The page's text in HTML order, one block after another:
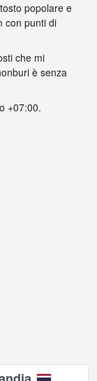
popolare e
con punti di
che mi
è senza
+07:00.